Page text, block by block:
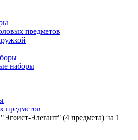
предметов
наборы
предметов
Элегант" (4 предмета) на 1